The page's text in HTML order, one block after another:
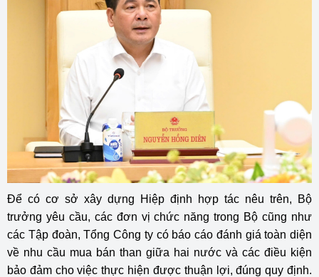
Để có cơ sở xây dựng Hiệp định hợp tác nêu trên, Bộ
trưởng yêu cầu, các đơn vị chức năng trong Bộ cũng như
các Tập đoàn, Tổng Công ty có báo cáo đánh giá toàn diện
về nhu cầu mua bán than giữa hai nước và các điều kiện
bảo đảm cho việc thực hiện được thuận lợi, đúng quy định.